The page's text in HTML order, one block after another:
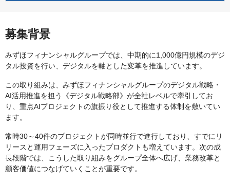
募集背景
みずほフィナンシャルグループでは、中期的に1,000億円規模のデジ
タル投資を行い、デジタルを軸とした変革を推進しています。
この取り組みは、みずほフィナンシャルグループのデジタル戦略・
AI活用推進を担う《デジタル戦略部》が全社レベルで牽引してお
り、重点AIプロジェクトの旗振り役として推進する体制を敷いてい
ます。
常時30～40件のプロジェクトが同時並行で進行しており、すでにリ
リースと運用フェーズに入ったプロダクトも増えています。次の成
長段階では、こうした取り組みをグループ全体へ広げ、業務改革と
顧客価値につなげていくことが重要です。